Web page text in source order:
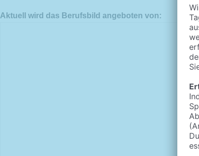
Aktuell wird das Berufsbild angeboten von: